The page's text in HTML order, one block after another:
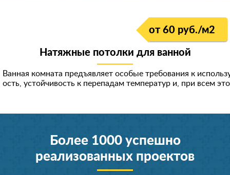
от 60 руб./м2
Натяжные потолки для ванной
Ванная комната предъявляет особые требования к
ость, устойчивость к перепадам температур и, при всем
Более 1000 успешно
реализованных проектов